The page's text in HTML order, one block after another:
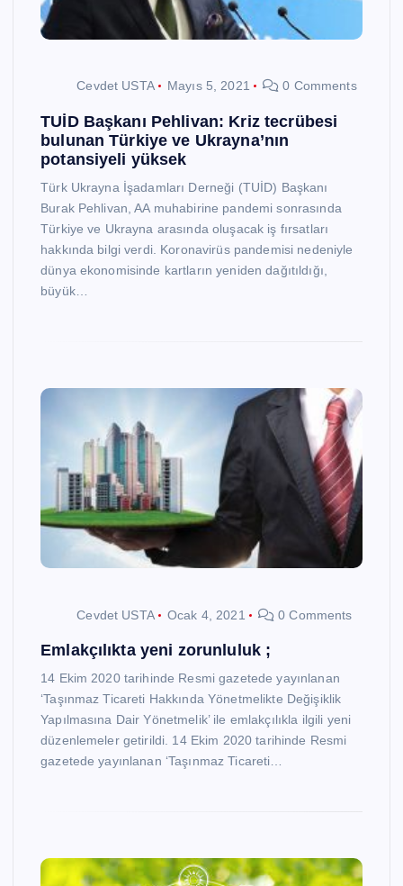
Cevdet USTA Mayıs 5, 2021 0 Comments
TUİD Başkanı Pehlivan: Kriz tecrübesi
bulunan Türkiye ve Ukrayna’nın
potansiyeli yüksek
Türk Ukrayna İşadamları Derneği (TUİD) Başkanı
Burak Pehlivan, AA muhabirine pandemi sonrasında
Türkiye ve Ukrayna arasında oluşacak iş fırsatları
hakkında bilgi verdi. Koronavirüs pandemisi nedeniyle
dünya ekonomisinde kartların yeniden dağıtıldığı,
büyük…
Cevdet USTA Ocak 4, 2021 0 Comments
Emlakçılıkta yeni zorunluluk ;
14 Ekim 2020 tarihinde Resmi gazetede yayınlanan
‘Taşınmaz Ticareti Hakkında Yönetmelikte Değişiklik
Yapılmasına Dair Yönetmelik’ ile emlakçılıkla ilgili yeni
düzenlemeler getirildi. 14 Ekim 2020 tarihinde Resmi
gazetede yayınlanan ‘Taşınmaz Ticareti…